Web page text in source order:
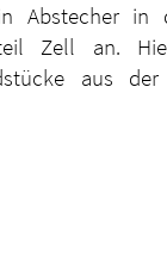
Abstecher in
Zell an.
aus der